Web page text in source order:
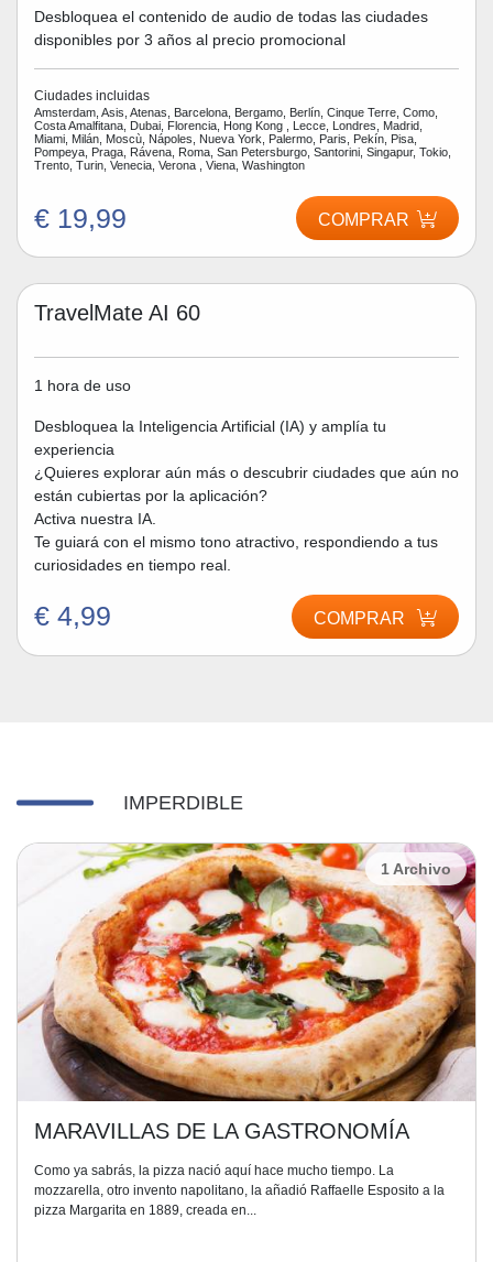
Desbloquea el contenido de audio de todas las ciudades
disponibles por 3 años al precio promocional
Ciudades incluidas
Amsterdam, Asis, Atenas, Barcelona, Bergamo, Berlín, Cinque Terre, Como,
Costa Amalfitana, Dubai, Florencia, Hong Kong , Lecce, Londres, Madrid,
Miami, Milán, Moscù, Nápoles, Nueva York, Palermo, Paris, Pekín, Pisa,
Pompeya, Praga, Rávena, Roma, San Petersburgo, Santorini, Singapur, Tokio,
Trento, Turin, Venecia, Verona , Viena, Washington
€ 19,99 COMPRAR
TravelMate AI 60
1 hora de uso
Desbloquea la Inteligencia Artificial (IA) y amplía tu
experiencia
¿Quieres explorar aún más o descubrir ciudades que aún no
están cubiertas por la aplicación?
Activa nuestra IA.
Te guiará con el mismo tono atractivo, respondiendo a tus
curiosidades en tiempo real.
€ 4,99 COMPRAR
IMPERDIBLE
1 Archivo
MARAVILLAS DE LA GASTRONOMÍA
Como ya sabrás, la pizza nació aquí hace mucho tiempo. La
mozzarella, otro invento napolitano, la añadió Raffaelle Esposito a la
pizza Margarita en 1889, creada en...